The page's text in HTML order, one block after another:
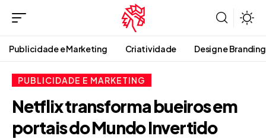
Publicidade e Marketing Criatividade Design e Branding
PUBLICIDADE E MARKETING
Netflix transforma bueiros em
portais do Mundo Invertido